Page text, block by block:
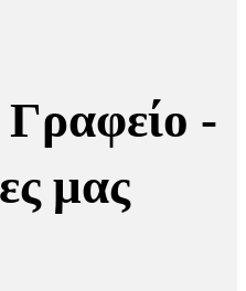
Γραφείο -
μας